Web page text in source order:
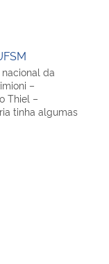
da
–
Thiel –
tinha algumas